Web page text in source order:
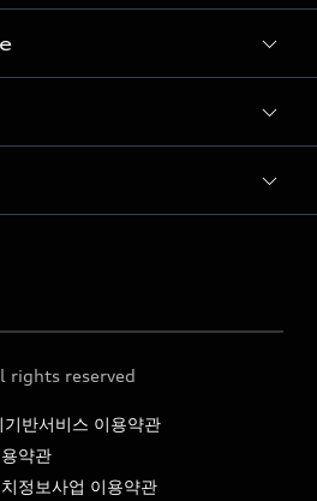
이벤트
서울종로-1079
rights reserved
기반서비스 이용약관
약관
정보사업 이용약관